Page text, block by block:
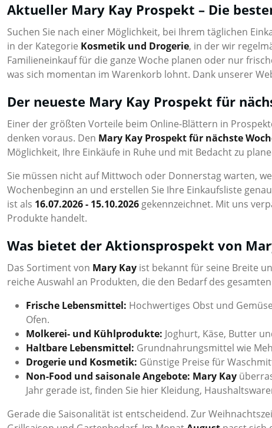
Aktueller Mary Kay Prospekt – Die
Suchen Sie nach einer Möglichkeit, bei Ihrem täglichen
in der Kategorie Kosmetik und Drogerie, in der wir
Familieneinkauf für die ganze Woche planen oder nur
was sich momentan im Warenkorb lohnt. Dank unserer
Der neueste Mary Kay Prospekt für
Einer der größten Vorteile beim Online-Blättern in
denken voraus. Den Mary Kay Prospekt für nächste
Möglichkeit, Ihre Einkäufe in Ruhe und mit Bedacht zu
Sie müssen nicht auf Mittwoch oder Donnerstag warten,
Wochenbeginn an und erstellen Sie Ihre Einkaufsliste
ist als 16.07.2026 - 15.10.2026 gekennzeichnet. Mit uns
Produkte handelt.
Was bietet der Aktionsprospekt von
Das Sortiment von Mary Kay ist bekannt für seine Breite
reiche Auswahl an Produkten, die den Bedarf des
Frische Lebensmittel: Hochwertiges Obst und
Ofen.
Molkerei- und Kühlprodukte: Joghurt, Käse, Butter
Haltbare Lebensmittel: Grundnahrungsmittel wie
Drogerie und Kosmetik: Günstige Preise für
Non-Food und saisonale Angebote: Mary Kay
Jahr gerade ist, finden Sie hier Kleidung,
Gerade die Saisonalität ist entscheidend. Zur